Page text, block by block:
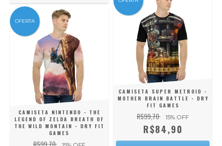
OFERTA
CAMISETA NINTENDO - THE
LEGEND OF ZELDA BREATH OF
THE WILD MONTAIN - DRY FIT
GAMES
R$99,70
CAMISETA SUPER METROID -
MOTHER BRAIN BATTLE - DRY
FIT GAMES
R$99,70 15% OFF
R$84,90